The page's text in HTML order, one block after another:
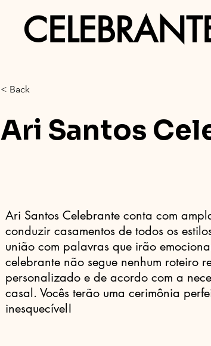
< Back
Ari Santos
Ari Santos Celebrante conta com
conduzir casamentos de todos os
união com palavras que irão
celebrante não segue nenhum roteiro
personalizado e de acordo com a
casal. Vocês terão uma cerimônia
inesquecível!